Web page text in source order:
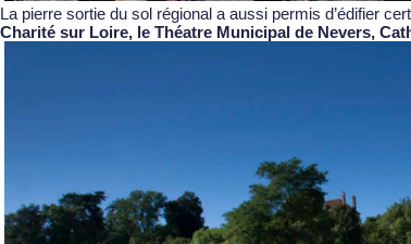
La pierre sortie du sol régional a aussi permis d’édifier
Charité sur Loire, le Théatre Municipal de Nevers,